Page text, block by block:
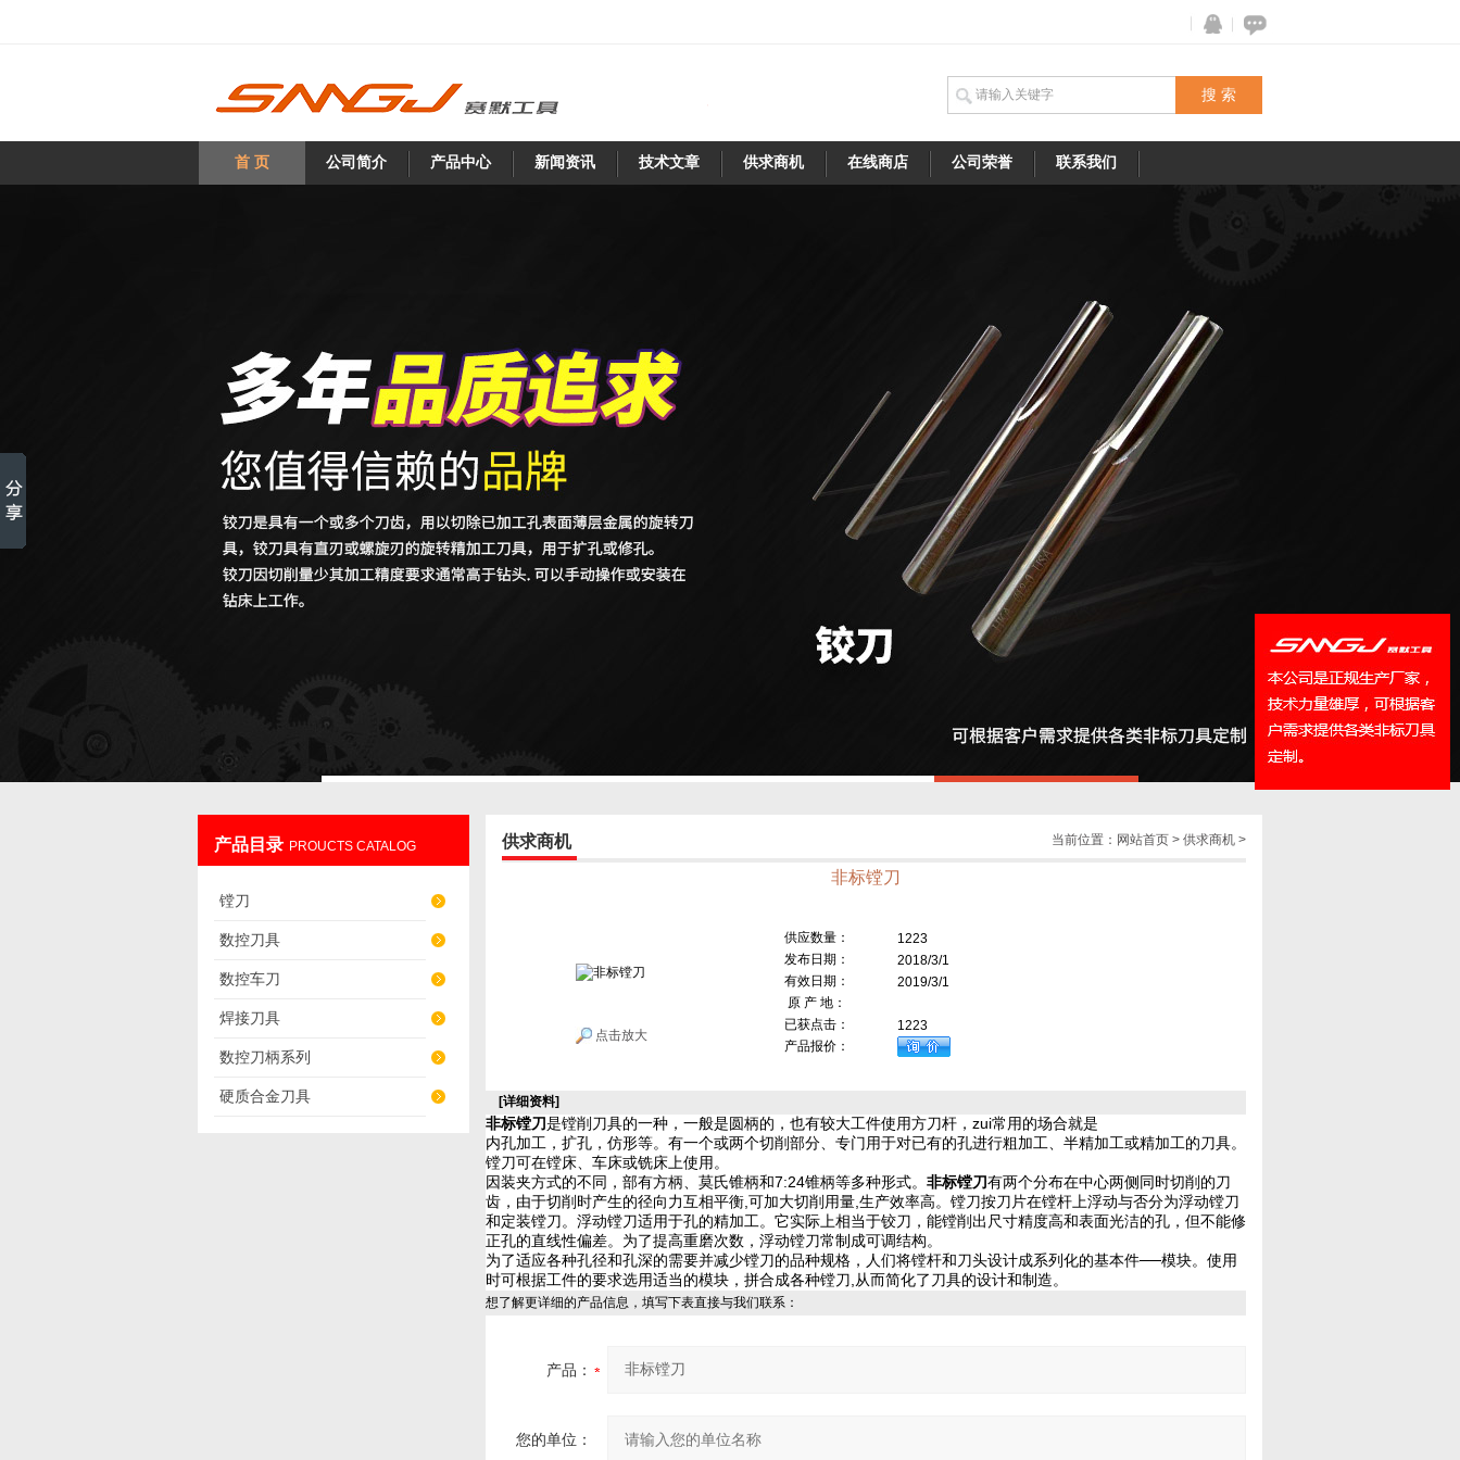
首 页 公司简介 产品中心 新闻资讯 技术文章 供求商机 在线商店 公司荣誉 联系我们
产品目录 PROUCTS CATALOG
镗刀
数控刀具
数控车刀
焊接刀具
数控刀柄系列
硬质合金刀具
当前位置： 网站首页 > 供求商机 >
供求商机
非标镗刀
点击放大
供应数量：
1223
发布日期：
2018/3/1
有效日期：
2019/3/1
原 产 地：
已获点击：
1223
产品报价：
[详细资料]
非标镗刀是镗削刀具的一种，一般是圆柄的，也有较大工件使用方刀杆，zui常用的场合就是
内孔加工，扩孔，仿形等。有一个或两个切削部分、专门用于对已有的孔进行粗加工、半精加工或精加工的刀具。
镗刀可在镗床、车床或铣床上使用。
因装夹方式的不同，部有方柄、莫氏锥柄和7:24锥柄等多种形式。 非标镗刀有两个分布在中心两侧同时切削的刀
齿，由于切削时产生的径向力互相平衡,可加大切削用量,生产效率高。镗刀按刀片在镗杆上浮动与否分为浮动镗刀
和定装镗刀。浮动镗刀适用于孔的精加工。它实际上相当于铰刀，能镗削出尺寸精度高和表面光洁的孔，但不能修
正孔的直线性偏差。为了提高重磨次数，浮动镗刀常制成可调结构。
为了适应各种孔径和孔深的需要并减少镗刀的品种规格，人们将镗杆和刀头设计成系列化的基本件──模块。使用
时可根据工件的要求选用适当的模块，拼合成各种镗刀,从而简化了刀具的设计和制造。
想了解更详细的产品信息，填写下表直接与我们联系：
产品：
您的单位：